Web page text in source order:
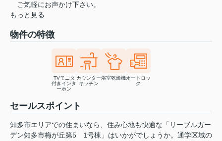
ご気軽にお声かけ下さい。
もっと見る
物件の特徴
TVモニタ
付きインタ
ーホン
カウンター
キッチン
浴室乾燥機オートロッ
ク
セールスポイント
知多市エリアでの住まいなら、住み心地も快適な「リーブルガー
デン知多市梅が丘第5 1号棟」はいかがでしょうか。通学区域の